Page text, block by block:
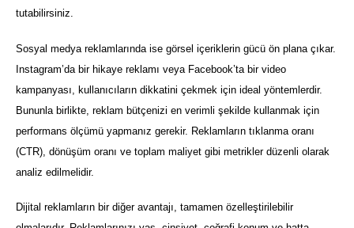
tutabilirsiniz.
Sosyal medya reklamlarında ise görsel içeriklerin gücü ön plana çıkar.
Instagram’da bir hikaye reklamı veya Facebook’ta bir video
kampanyası, kullanıcıların dikkatini çekmek için ideal yöntemlerdir.
Bununla birlikte, reklam bütçenizi en verimli şekilde kullanmak için
performans ölçümü yapmanız gerekir. Reklamların tıklanma oranı
(CTR), dönüşüm oranı ve toplam maliyet gibi metrikler düzenli olarak
analiz edilmelidir.
Dijital reklamların bir diğer avantajı, tamamen özelleştirilebilir